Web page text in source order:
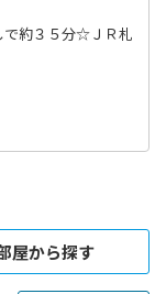
約３５分☆ＪＲ札
屋から探す